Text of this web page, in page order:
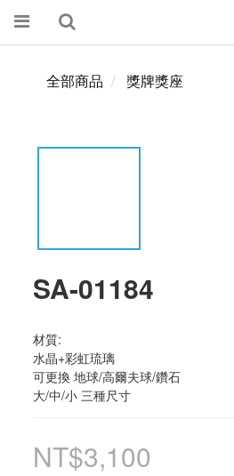
全部商品 獎牌獎座
SA-01184
材質:
水晶+彩虹琉璃
可更換 地球/高爾夫球/鑽石
大/中/小 三種尺寸
NT$3,100